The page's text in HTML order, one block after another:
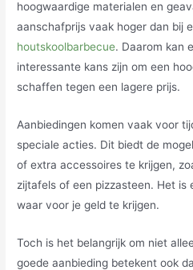
hoogwaardige materialen en
aanschafprijs vaak hoger dan bij
houtskoolbarbecue. Daarom kan
interessante kans zijn om een
schaffen tegen een lagere prijs.
Aanbiedingen komen vaak voor
speciale acties. Dit biedt de
of extra accessoires te krijgen,
zijtafels of een pizzasteen. Het is
waar voor je geld te krijgen.
Toch is het belangrijk om niet
goede aanbieding betekent ook